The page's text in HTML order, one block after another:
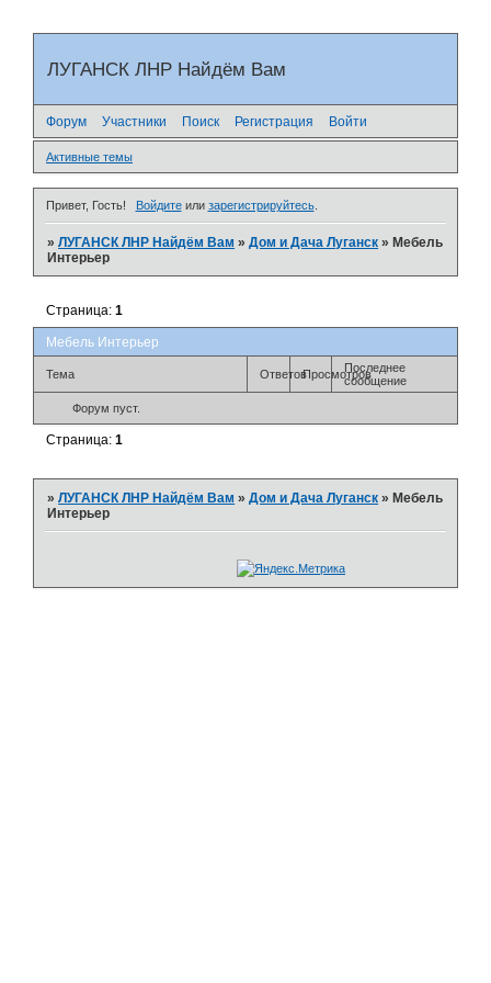
ЛУГАНСК ЛНР Найдём Вам
Форум Участники Поиск Регистрация Войти
Активные темы
Привет, Гость! Войдитеили зарегистрируйтесь.
»ЛУГАНСК ЛНР Найдём Вам »Дом и Дача Луганск »Мебель
Интерьер
Мебель Интерьер
Страница:1
Тема ОтветовПросмотровПоследнее
сообщение
Форум пуст.
Страница:1
»ЛУГАНСК ЛНР Найдём Вам »Дом и Дача Луганск »Мебель
Интерьер